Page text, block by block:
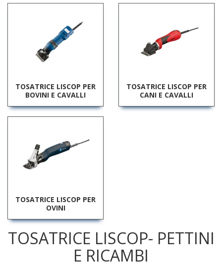
TOSATRICE LISCOP PER
BOVINI E CAVALLI
TOSATRICE LISCOP PER
CANI E CAVALLI
TOSATRICE LISCOP PER
OVINI
TOSATRICE LISCOP- PETTINI
E RICAMBI